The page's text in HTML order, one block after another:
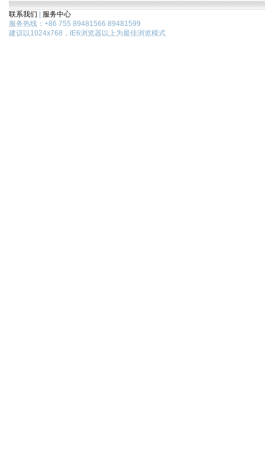
联系我们
服务中心
服务热线：+86 755 89481566 89481599
建议以1024x768，IE6浏览器以上为最佳浏览模式